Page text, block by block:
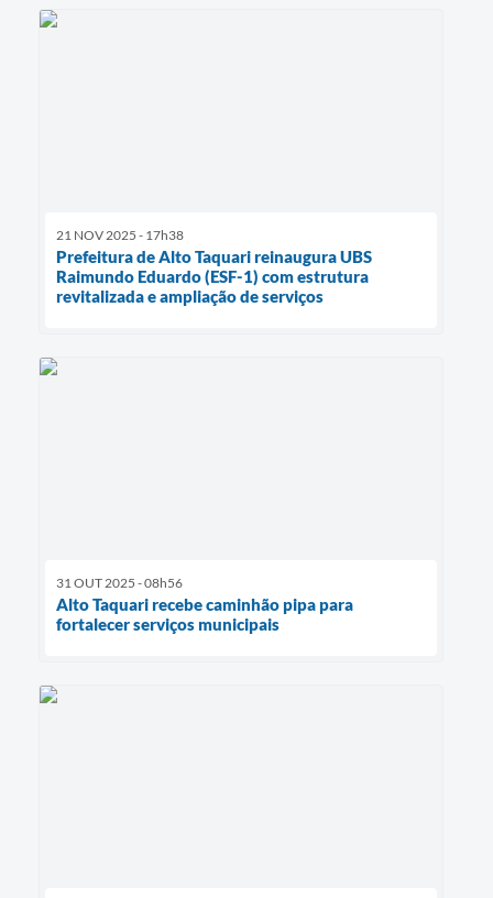
21 NOV 2025 - 17h38
Prefeitura de Alto Taquari reinaugura UBS
Raimundo Eduardo (ESF-1) com estrutura
revitalizada e ampliação de serviços
31 OUT 2025 - 08h56
Alto Taquari recebe caminhão pipa para
fortalecer serviços municipais